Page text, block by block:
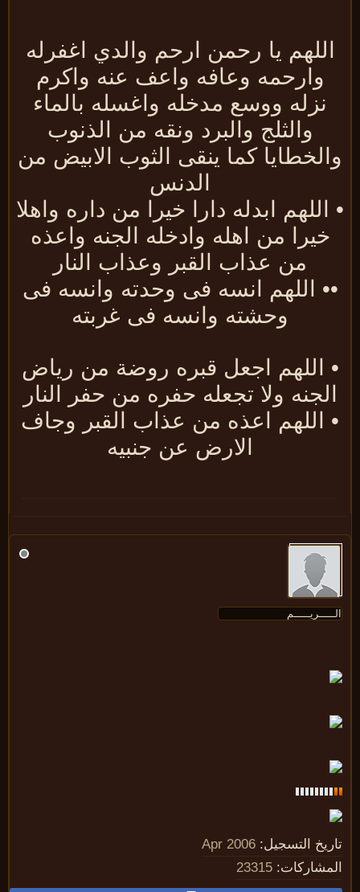
اللهم يا رحمن ارحم والدي اغفرله
وارحمه وعافه واعف عنه واكرم
نزله ووسع مدخله واغسله بالماء
والثلج والبرد ونقه من الذنوب
كما ينقى الثوب الابيض من
الدنس
اللهم ابدله دارا خيرا من داره واهلا
خيرا من اهله وادخله الجنه واعذه
من عذاب القبر وعذاب النار
اللهم انسه فى وحدته وانسه فى
وحشته وانسه فى غربته
اللهم اجعل قبره روضة من رياض
ولا تجعله حفره من حفر النار
اللهم اعذه من عذاب القبر وجاف
الارض عن جنبيه
التسجيل: Apr 2006
23315